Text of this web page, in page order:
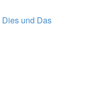
Dies und Das